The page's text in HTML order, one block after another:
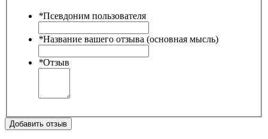
*Псевдоним пользователя
*Название вашего отзыва (основная мысль)
*Отзыв
Добавить отзыв